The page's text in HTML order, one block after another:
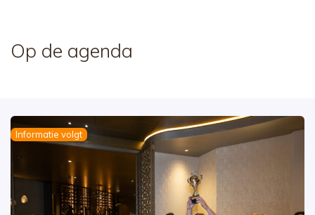
Op de agenda
Informatie volgt